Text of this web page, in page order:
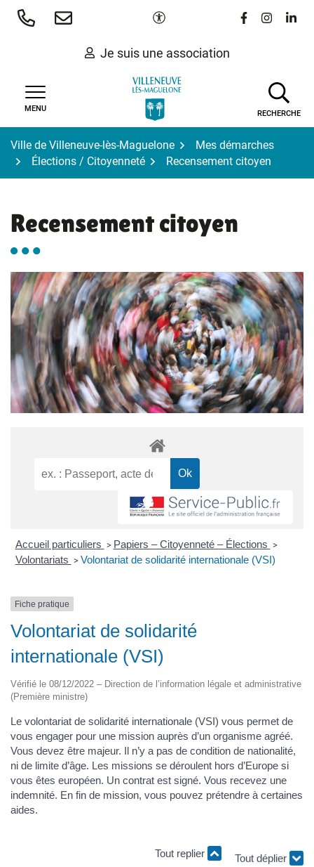
Aller
Paramètres d'accessibilité
Lien vers le
Lien vers
Lien
Je suis une association
MENU
RECHERCHE
Ville de Villeneuve-lès-Maguelone
Mes démarches
Élections / Citoyenneté
Recensement citoyen
Recensement citoyen
Accueil particuliers > Papiers – Citoyenneté – Élections >
Volontariats > Volontariat de solidarité internationale (VSI)
Fiche pratique
Volontariat de solidarité
internationale (VSI)
Vérifié le 08/12/2022 – Direction de l’information légale et administrative
(Première ministre)
Le volontariat de solidarité internationale (VSI) vous permet de
vous engager pour une mission auprès d’un organisme agréé.
Vous devez être majeur. Il n’y a pas de condition de nationalité,
ni de limite d’âge. Les missions se déroulent hors d’Europe si
vous êtes européen. Un contrat est signé. Vous recevez une
indemnité. En fin de mission, vous pouvez prétendre à certaines
aides.
Tout replier
Tout déplier